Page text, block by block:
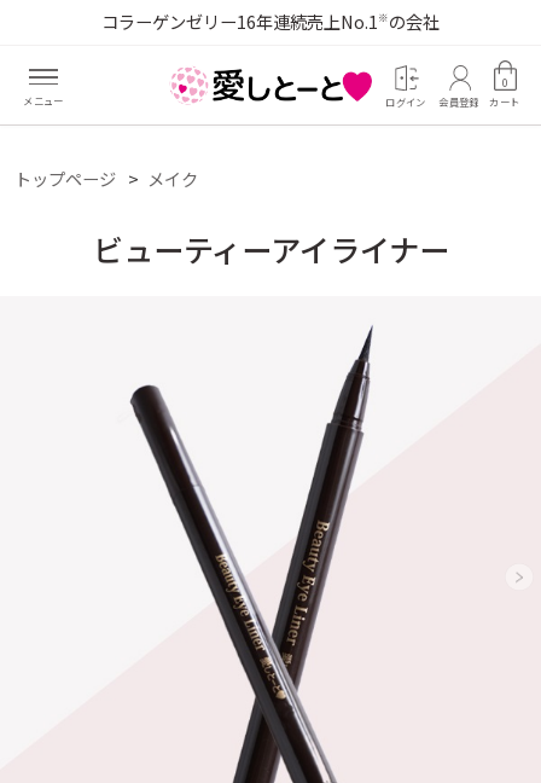
コラーゲンゼリー16年連続売上No.1 ※の会社
ログイン 会員登録 カート
0
トップページ メイク
ビューティーアイライナー